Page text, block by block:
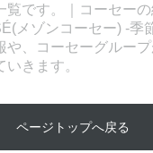
覧です。｜コーセー
メゾンコーセー) -季
や、コーセーグルー
きます。
ページトップへ戻る